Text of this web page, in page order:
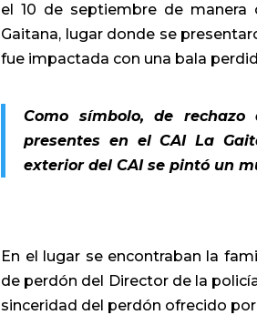
el 10 de septiembre de
Gaitana, lugar donde se
fue impactada con una bala
Como símbolo, de
presentes en el CAI La
exterior del CAI se pintó un
En el lugar se encontraban la
de perdón del Director de la
sinceridad del perdón ofrecido